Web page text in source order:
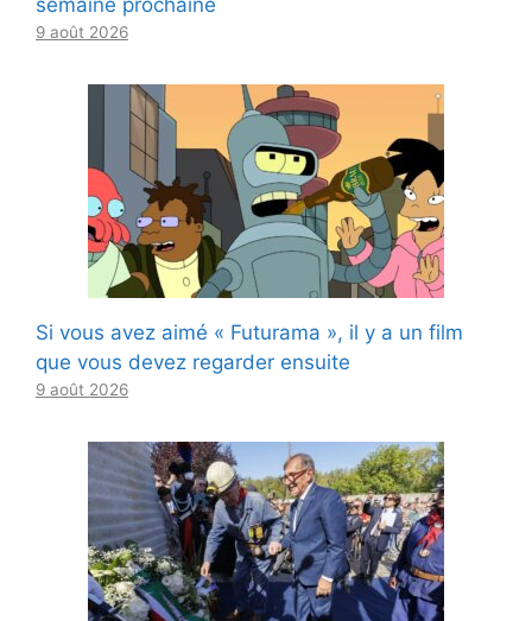
semaine prochaine
9 août 2026
Si vous avez aimé « Futurama », il y a un film
que vous devez regarder ensuite
9 août 2026